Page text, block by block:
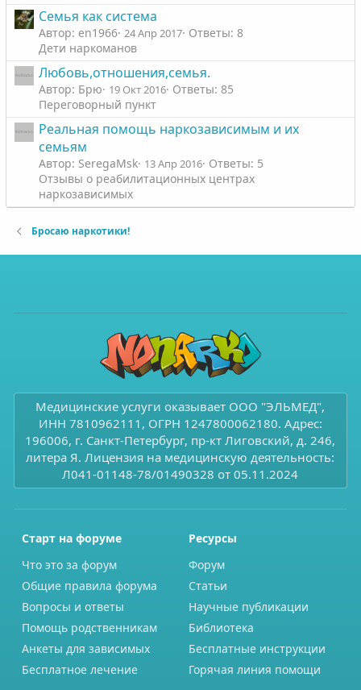
Семья как система
Автор: en1966 24 Апр 2017 Ответы: 8
Дети наркоманов
Любовь,отношения,семья.
Автор: Брю 19 Окт 2016 Ответы: 85
Переговорный пункт
Реальная помощь наркозависимым и их
семьям
Автор: SeregaMsk 13 Апр 2016 Ответы: 5
Отзывы о реабилитационных центрах
наркозависимых
Бросаю наркотики!
Медицинские услуги оказывает ООО "ЭЛЬМЕД",
ИНН 7810962111, ОГРН 1247800062180. Адрес:
196006, г. Санкт-Петербург, пр-кт Лиговский, д. 246,
литера Я. Лицензия на медицинскую деятельность:
Л041-01148-78/01490328 от 05.11.2024
Старт на форуме
Что это за форум
Общие правила форума
Вопросы и ответы
Помощь родственникам
Анкеты для зависимых
Бесплатное лечение
Ресурсы
Форум
Статьи
Научные публикации
Библиотека
Бесплатные инструкции
Горячая линия помощи